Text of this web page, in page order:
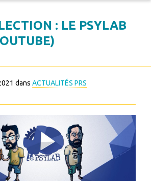
: LE PSYLAB
dans ACTUALITÉS PRS